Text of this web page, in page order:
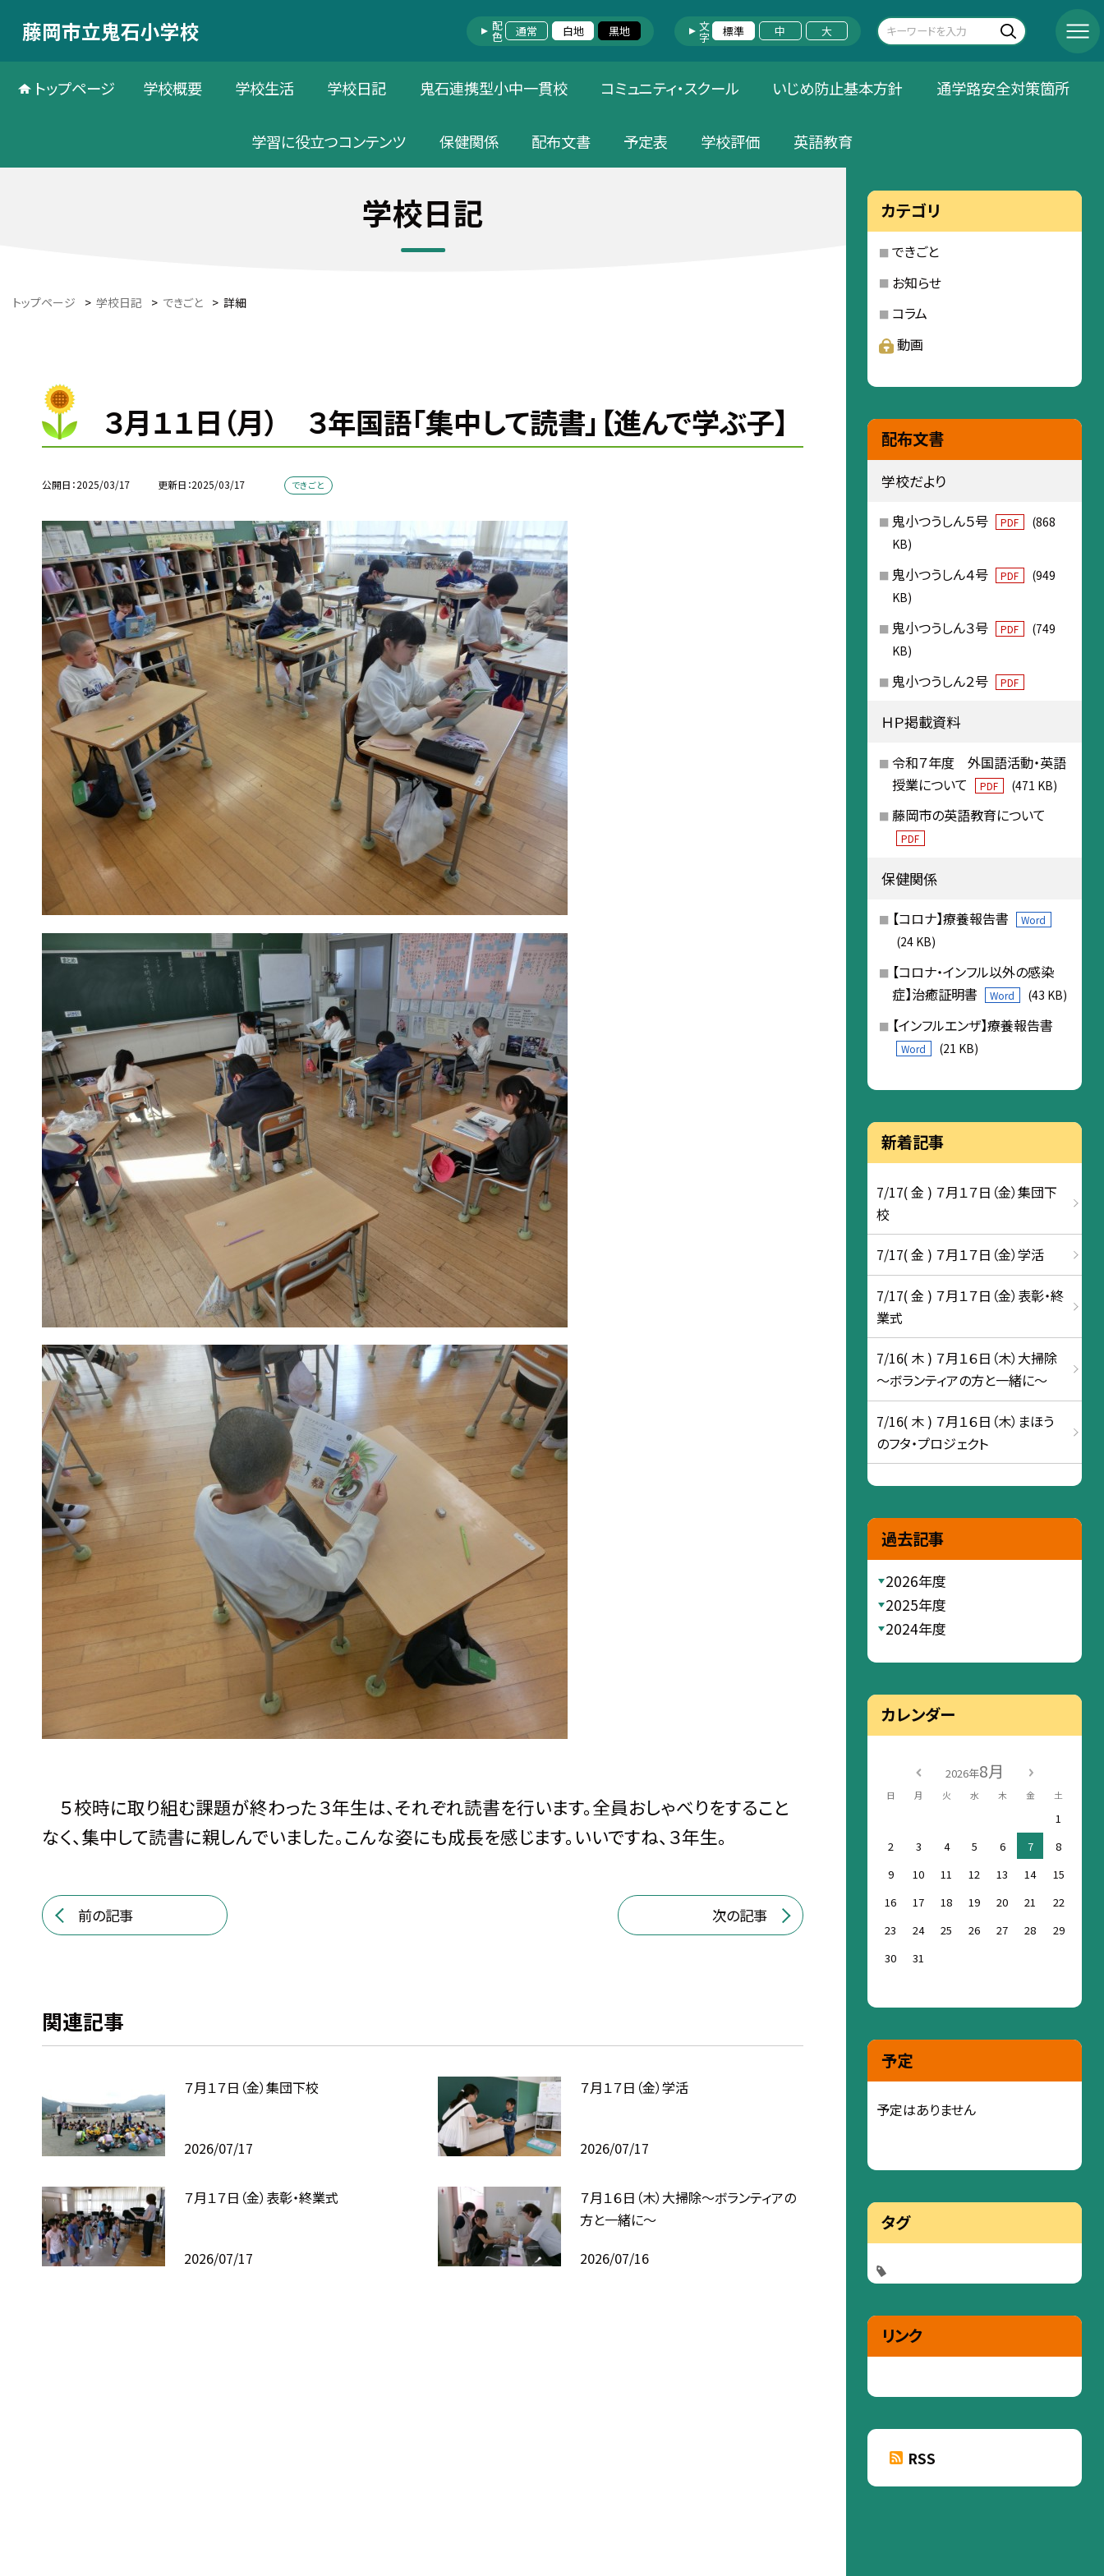
藤岡市立鬼石小学校 配色 通常 白地 黒地 文字 標準 中 大
トップページ 学校概要 学校生活 学校日記 鬼石連携型小中一貫校 コミュニティ・スクール いじめ防止基本方針 通学路安全対策箇所
学習に役立つコンテンツ 保健関係 配布文書 予定表 学校評価 英語教育
学校日記
トップページ > 学校日記 > できごと > 詳細
３月１１日（月） ３年国語「集中して読書」【進んで学ぶ子】
公開日 2025/03/17 更新日 2025/03/17 できごと
５校時に取り組む課題が終わった３年生は、それぞれ読書を行います。全員おしゃべりをすること
なく、集中して読書に親しんでいました。こんな姿にも成長を感じます。いいですね、３年生。
前の記事 次の記事
関連記事
７月１７日（金）集団下校
2026/07/17
７月１７日（金）学活
2026/07/17
７月１７日（金）表彰・終業式
2026/07/17
７月１６日（木）大掃除～ボランティアの
方と一緒に～
2026/07/16
カテゴリ
できごと
お知らせ
コラム
動画
配布文書
学校だより
鬼小つうしん５号 PDF
(868
KB)
鬼小つうしん４号 PDF
(949
KB)
鬼小つうしん３号 PDF
(749
KB)
鬼小つうしん２号 PDF
ＨＰ掲載資料
令和７年度 外国語活動・英語
授業について
PDF (471 KB)
藤岡市の英語教育について
PDF
保健関係
【コロナ】療養報告書 Word
(24 KB)
【コロナ・インフル以外の感染
症】治癒証明書
Word (43 KB)
【インフルエンザ】療養報告書
Word (21 KB)
新着記事
7/17( 金 ) ７月１７日（金）集団下
校
7/17( 金 ) ７月１７日（金）学活
7/17( 金 ) ７月１７日（金）表彰・終
業式
7/16( 木 ) ７月１６日（木）大掃除
～ボランティアの方と一緒に～
7/16( 木 ) ７月１６日（木）まほう
のフタ・プロジェクト
過去記事
2026年度
2025年度
2024年度
カレンダー
2026年8月
日 月 火 水 木 金 土
1
2
3 4 5 6 7
8
9
10 11 12 13 14
15
16
17 18 19 20 21
22
23
24 25 26 27 28
29
30
31
予定
予定はありません
タグ
リンク
RSS